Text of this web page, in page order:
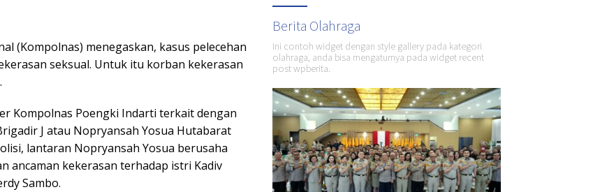
(Kompolnas) menegaskan, kasus pelecehan
seksual. Untuk itu korban kekerasan
Kompolnas Poengki Indarti terkait dengan
J atau Nopryansah Yosua Hutabarat
lantaran Nopryansah Yosua berusaha
ancaman kekerasan terhadap istri Kadiv
Sambo.
Berita Olahraga
Ini contoh widget dengan style gallery pada kategori
olahraga, anda bisa mengaturnya pada widget recent
post wpberita.